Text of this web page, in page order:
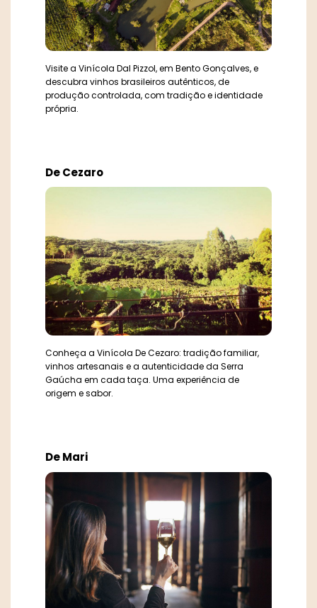
Visite a Vinícola Dal Pizzol, em Bento Gonçalves, e
descubra vinhos brasileiros autênticos, de
produção controlada, com tradição e identidade
própria.
De Cezaro
Conheça a Vinícola De Cezaro: tradição familiar,
vinhos artesanais e a autenticidade da Serra
Gaúcha em cada taça. Uma experiência de
origem e sabor.
De Mari